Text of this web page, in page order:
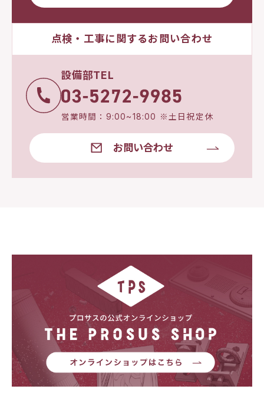
点検・工事に関するお問い合わせ
設備部TEL
営業時間：9:00~18:00 ※土日祝定休
お問い合わせ